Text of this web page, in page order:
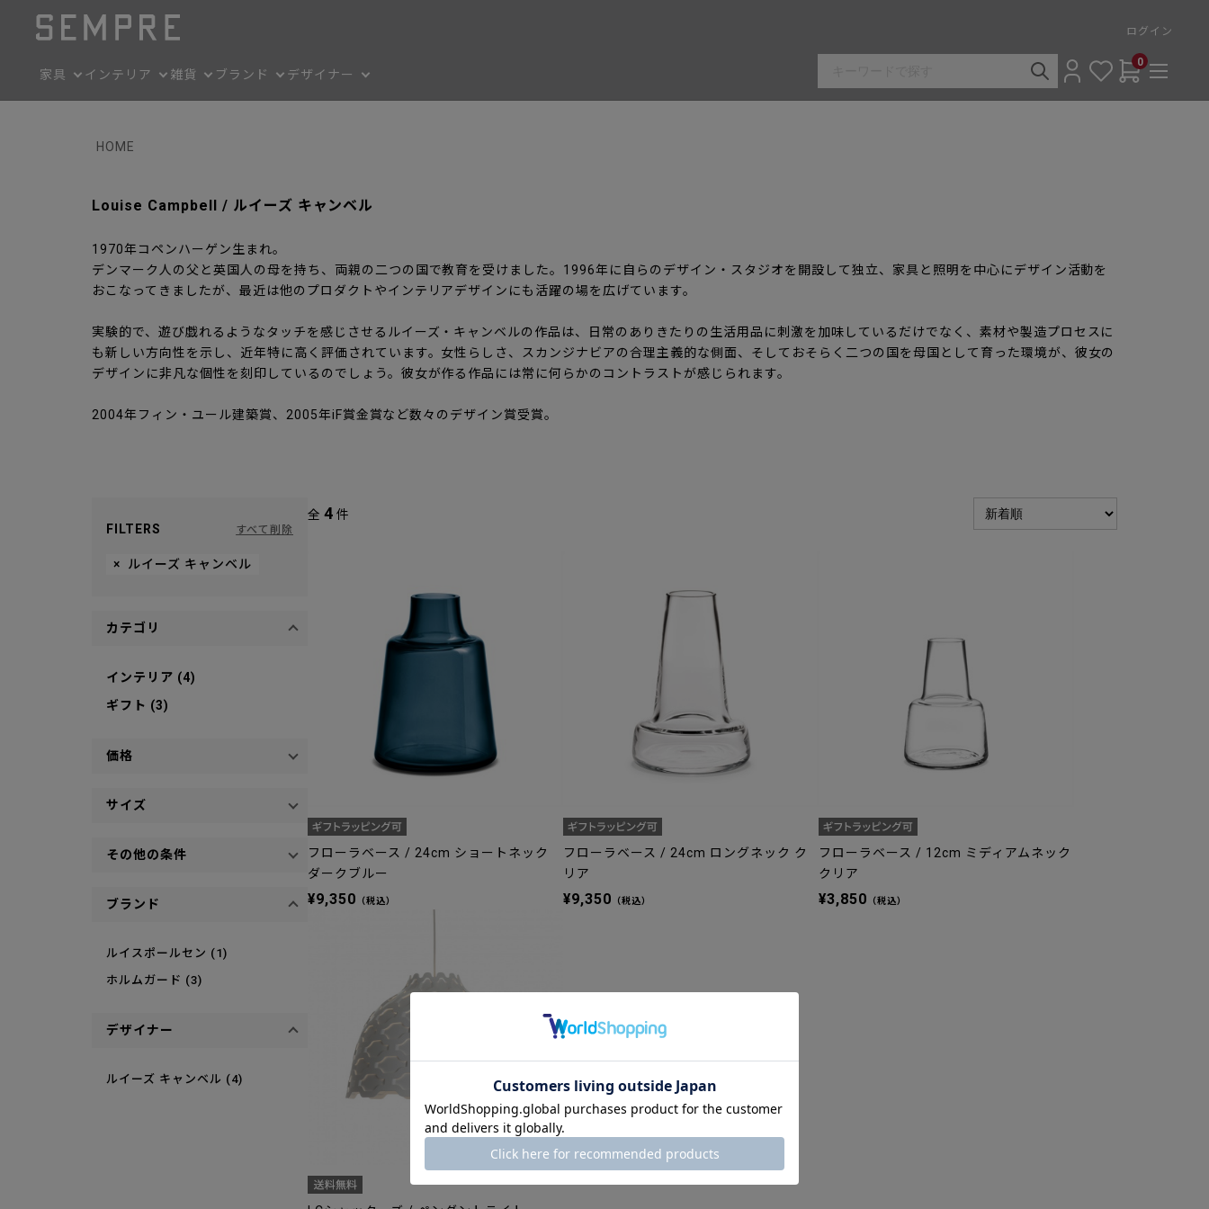
ログイン
家具 インテリア 雑貨 ブランド デザイナー
0
HOME
Louise Campbell / ルイーズ キャンベル
1970年コペンハーゲン生まれ。
デンマーク人の父と英国人の母を持ち、両親の二つの国で教育を受けました。1996年に自らのデザイン・スタジオを開設して独立、家具と照明を中心にデザイン活動を
おこなってきましたが、最近は他のプロダクトやインテリアデザインにも活躍の場を広げています。
実験的で、遊び戯れるようなタッチを感じさせるルイーズ・キャンベルの作品は、日常のありきたりの生活用品に刺激を加味しているだけでなく、素材や製造プロセスに
も新しい方向性を示し、近年特に高く評価されています。女性らしさ、スカンジナビアの合理主義的な側面、そしておそらく二つの国を母国として育った環境が、彼女の
デザインに非凡な個性を刻印しているのでしょう。彼女が作る作品には常に何らかのコントラストが感じられます。
2004年フィン・ユール建築賞、2005年iF賞金賞など数々のデザイン賞受賞。
FILTERS すべて削除
× ルイーズ キャンベル
カテゴリ
インテリア (4)
ギフト (3)
価格
サイズ
その他の条件
ブランド
ルイスポールセン (1)
ホルムガード (3)
デザイナー
ルイーズ キャンベル (4)
全 4 件
フローラベース / 24cm ショートネック
ダークブルー
¥9,350 （税込）
フローラベース / 24cm ロングネック ク
リア
¥9,350 （税込）
フローラベース / 12cm ミディアムネック
クリア
¥3,850 （税込）